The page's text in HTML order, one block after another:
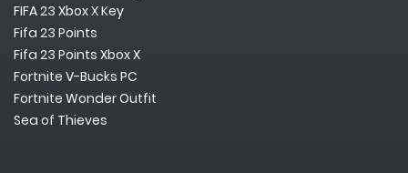
FIFA 23 Xbox X Key
Fifa 23 Points
Fifa 23 Points Xbox X
Fortnite V-Bucks PC
Fortnite Wonder Outfit
Sea of Thieves